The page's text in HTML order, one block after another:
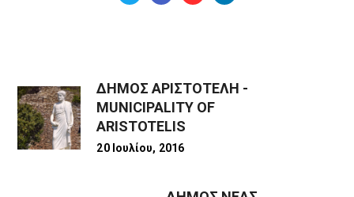
ΔΗΜΟΣ ΑΡΙΣΤΟΤΕΛΗ -
MUNICIPALITY OF
ARISTOTELIS
20 Ιουλίου, 2016